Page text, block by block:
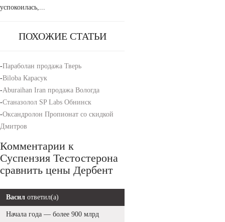
успокоилась,...
ПОХОЖИЕ СТАТЬИ
-Параболан продажа Тверь
-Biloba Карасук
-Aburaihan Iran продажа Вологда
-Станазолол SP Labs Обнинск
-Оксандролон Пропионат со скидкой
Дмитров
Комментарии к
Суспензия Тестостерона
сравнить цены Дербент
Васил ответил(а)
Начала года — более 900 млрд